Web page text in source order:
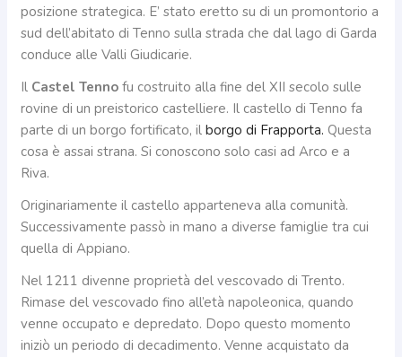
posizione strategica. E’ stato eretto su di un promontorio a
sud dell’abitato di Tenno sulla strada che dal lago di Garda
conduce alle Valli Giudicarie.
Il Castel Tenno fu costruito alla fine del XII secolo sulle
rovine di un preistorico castelliere. Il castello di Tenno fa
parte di un borgo fortificato, il borgo di Frapporta. Questa
cosa è assai strana. Si conoscono solo casi ad Arco e a
Riva.
Originariamente il castello apparteneva alla comunità.
Successivamente passò in mano a diverse famiglie tra cui
quella di Appiano.
Nel 1211 divenne proprietà del vescovado di Trento.
Rimase del vescovado fino all’età napoleonica, quando
venne occupato e depredato. Dopo questo momento
iniziò un periodo di decadimento. Venne acquistato da